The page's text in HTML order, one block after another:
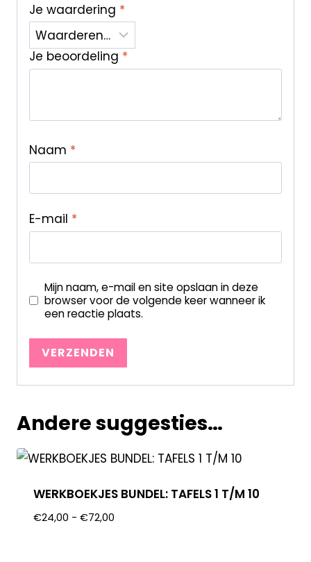
Je waardering *
Je beoordeling *
Naam *
E-mail *
Mijn naam, e-mail en site opslaan in deze
browser voor de volgende keer wanneer ik
een reactie plaats.
Andere suggesties…
WERKBOEKJES BUNDEL: TAFELS 1 T/M 10
€24,00 - €72,00